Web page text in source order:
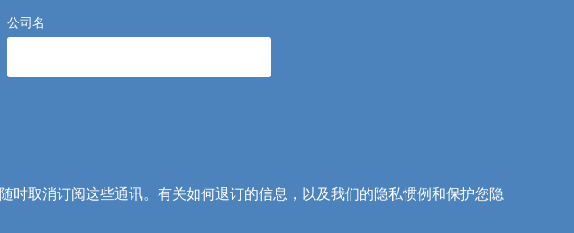
公司名
取消订阅这些通讯。有关如何退订的信息，以及我们的隐私惯例和保护您隐